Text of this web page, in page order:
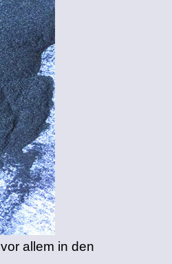
allem in den